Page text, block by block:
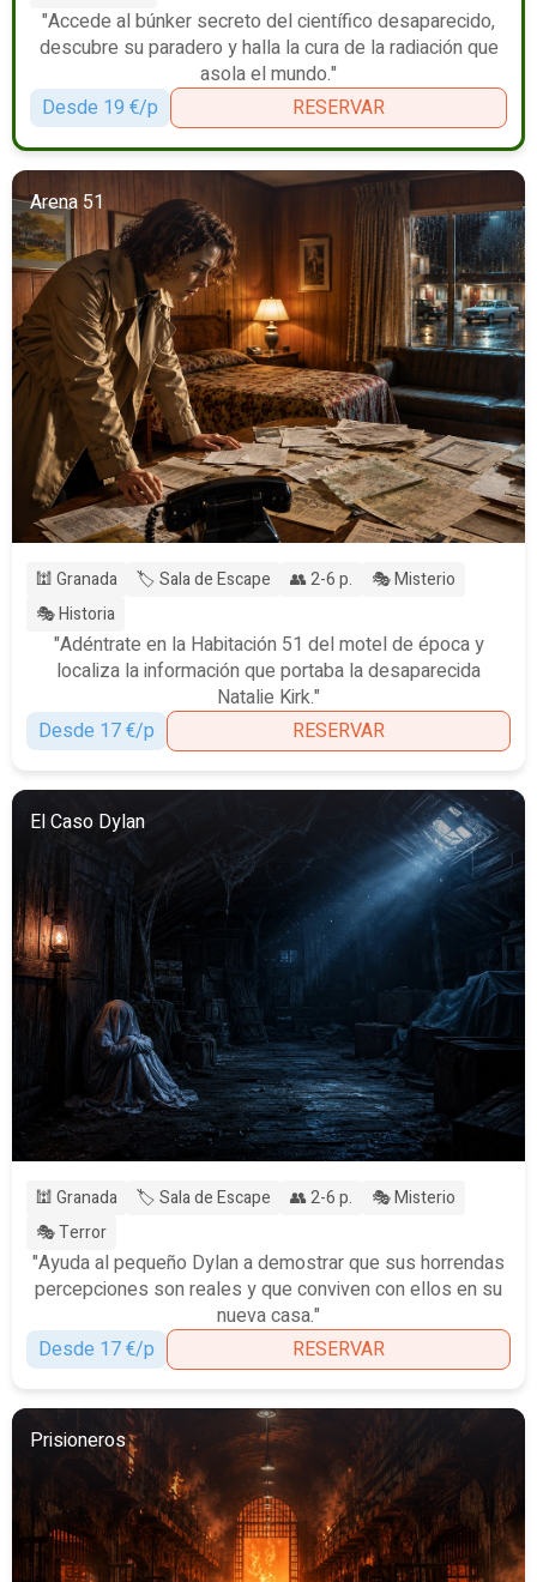
"Accede al búnker secreto del científico desaparecido,
descubre su paradero y halla la cura de la radiación que
asola el mundo."
Desde 19 €/p
RESERVAR
Arena 51
🕍 Granada 🏷️ Sala de Escape 👥 2-6 p.
🎭 Misterio
🎭 Historia
"Adéntrate en la Habitación 51 del motel de época y
localiza la información que portaba la desaparecida
Natalie Kirk."
Desde 17 €/p
RESERVAR
El Caso Dylan
🕍 Granada 🏷️ Sala de Escape 👥 2-6 p.
🎭 Misterio
🎭 Terror
"Ayuda al pequeño Dylan a demostrar que sus horrendas
percepciones son reales y que conviven con ellos en su
nueva casa."
Desde 17 €/p
RESERVAR
Prisioneros